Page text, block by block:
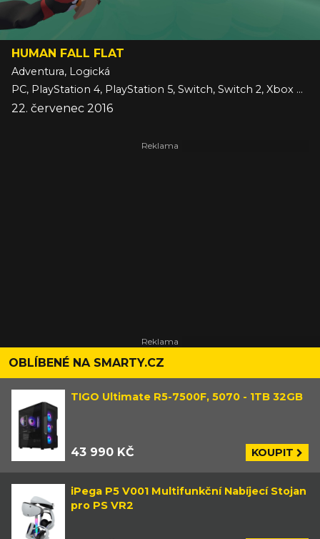
HUMAN FALL FLAT
Adventura, Logická
PC, PlayStation 4, PlayStation 5, Switch, Switch 2, Xbox One, Xbox Series, iOS
22. červenec 2016
OBLÍBENÉ NA SMARTY.CZ
TIGO Ultimate R5-7500F, 5070 - 1TB 32GB
43 990 KČ KOUPIT
iPega P5 V001 Multifunkční Nabíjecí Stojan
pro PS VR2